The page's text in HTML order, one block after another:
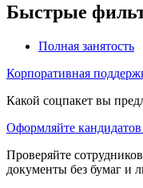
Быстрые
Полная занятость
Корпоративная
Какой соцпакет вы
Оформляйте
Проверяйте
документы без бумаг и